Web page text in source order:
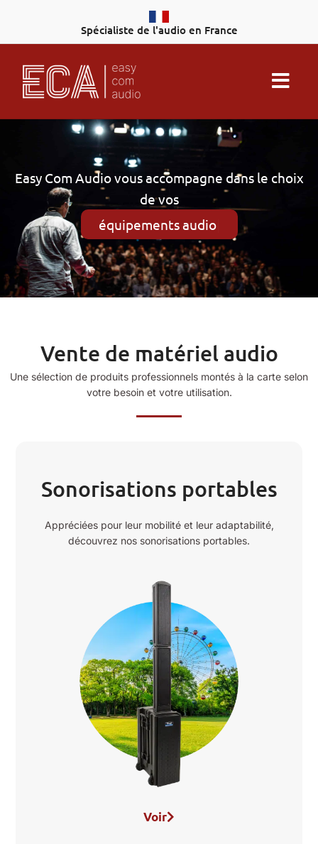
Spécialiste de l'audio en France
Easy Com Audio vous accompagne dans le choix
de vos
équipements audio
Vente de matériel audio
Une sélection de produits professionnels montés à la carte selon
votre besoin et votre utilisation.
Sonorisations portables
Appréciées pour leur mobilité et leur adaptabilité,
découvrez nos sonorisations portables.
Voir